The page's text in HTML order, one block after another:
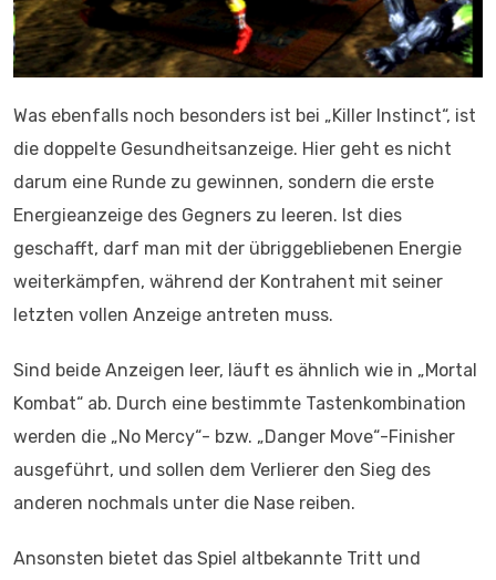
Was ebenfalls noch besonders ist bei „Killer Instinct“, ist
die doppelte Gesundheitsanzeige. Hier geht es nicht
darum eine Runde zu gewinnen, sondern die erste
Energieanzeige des Gegners zu leeren. Ist dies
geschafft, darf man mit der übriggebliebenen Energie
weiterkämpfen, während der Kontrahent mit seiner
letzten vollen Anzeige antreten muss.
Sind beide Anzeigen leer, läuft es ähnlich wie in „Mortal
Kombat“ ab. Durch eine bestimmte Tastenkombination
werden die „No Mercy“- bzw. „Danger Move“-Finisher
ausgeführt, und sollen dem Verlierer den Sieg des
anderen nochmals unter die Nase reiben.
Ansonsten bietet das Spiel altbekannte Tritt und